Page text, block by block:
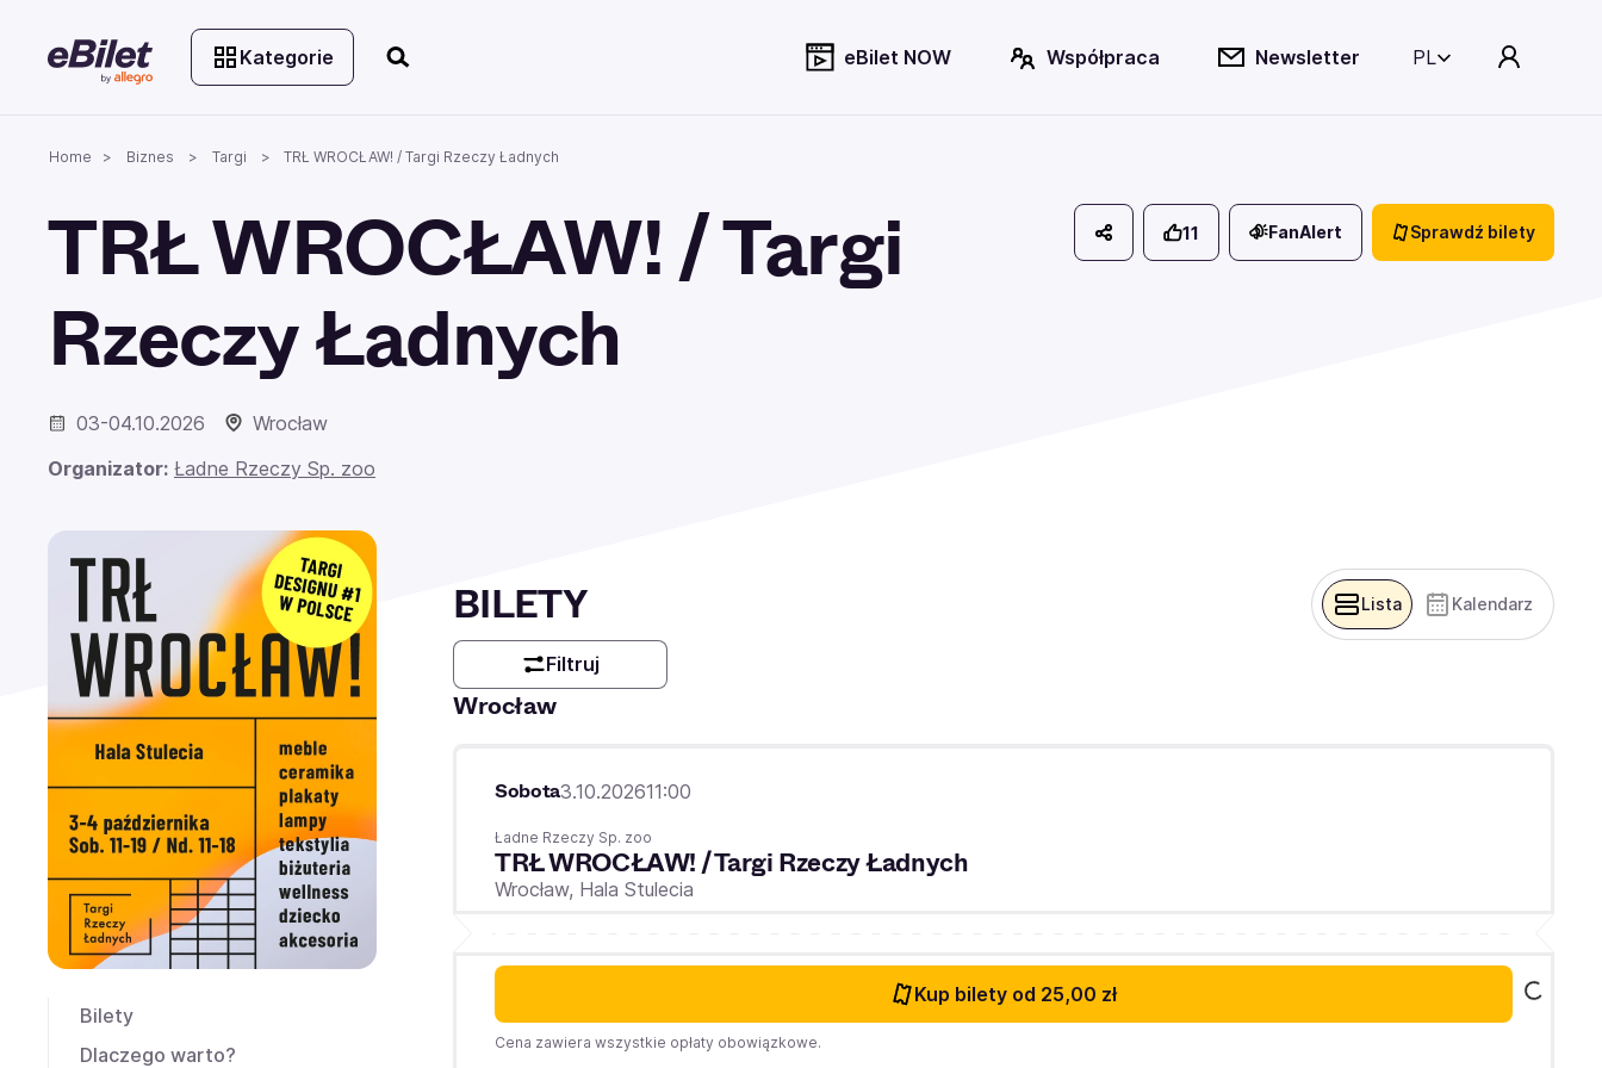
Kategorie eBilet NOW Współpraca Newsletter PL
Home Biznes Targi TRŁ WROCŁAW! / Targi Rzeczy Ładnych
TRŁ WROCŁAW! / Targi
Rzeczy Ładnych
03-04.10.2026
Wrocław
Organizator: Ładne Rzeczy Sp. zoo
11 FanAlert Sprawdź bilety
Bilety
Dlaczego warto?
BILETY Lista Kalendarz
Filtruj
Wrocław
Sobota3.10.202611:00
Ładne Rzeczy Sp. zoo
TRŁ WROCŁAW! / Targi Rzeczy Ładnych
Wrocław, Hala Stulecia
Kup bilety od 25,00 zł
Cena zawiera wszystkie opłaty obowiązkowe.